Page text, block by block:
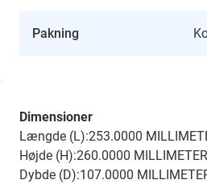
Pakning
Dimensioner
Længde (L):253.0000
Højde (H):260.0000 MILLIMETER
Dybde (D):107.0000